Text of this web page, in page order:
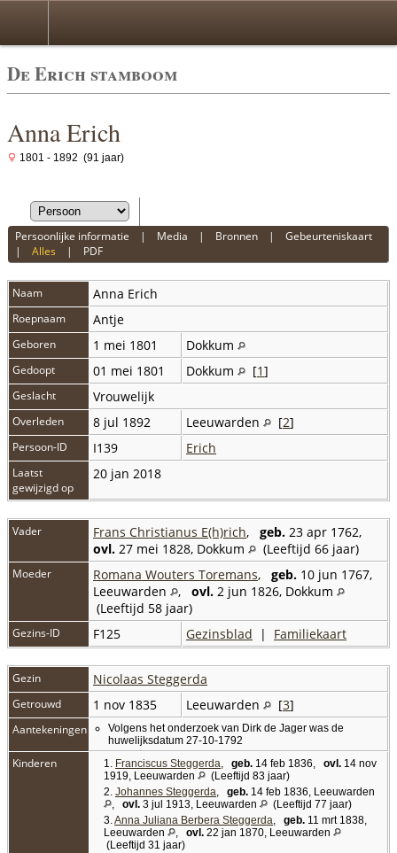
De Erich stamboom
Anna Erich
1801 - 1892 (91 jaar)
Persoonlijke informatie | Media | Bronnen |Gebeurteniskaart
|Alles | PDF
Naam Anna Erich
Roepnaam Antje
Geboren 1 mei 1801 Dokkum
Gedoopt 01 mei 1801 Dokkum [1]
Geslacht Vrouwelijk
Overleden 8 jul 1892 Leeuwarden [2]
Persoon-ID I139 Erich
Laatst
gewijzigd op
20 jan 2018
Vader Frans Christianus E(h)rich, geb. 23 apr 1762,
ovl. 27 mei 1828, Dokkum (Leeftijd 66 jaar)
Moeder Romana Wouters Toremans, geb. 10 jun 1767,
Leeuwarden
, ovl. 2 jun 1826, Dokkum
(Leeftijd 58 jaar)
Gezins-ID F125 Gezinsblad | Familiekaart
Gezin Nicolaas Steggerda
Getrouwd 1 nov 1835 Leeuwarden [3]
Aantekeningen
Volgens het onderzoek van Dirk de Jager was de
huwelijksdatum 27-10-1792
Kinderen 1. Franciscus Steggerda, geb. 14 feb 1836, ovl. 14 nov
1919, Leeuwarden
(Leeftijd 83 jaar)
2. Johannes Steggerda, geb. 14 feb 1836, Leeuwarden
, ovl. 3 jul 1913, Leeuwarden
(Leeftijd 77 jaar)
3.Anna Juliana Berbera Steggerda, geb. 11 mrt 1838,
Leeuwarden
, ovl. 22 jan 1870, Leeuwarden
(Leeftijd 31 jaar)